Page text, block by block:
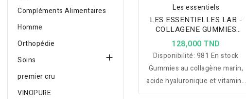
Compléments Alimentaires
Homme
Orthopédie
Soins

premier cru
VINOPURE
Les essentiels
LES ESSENTIELLES LAB -
COLLAGENE GUMMIES
CERISE 60 GUMMIES
128,000 TND
Disponibilité: 981 En stock
Gummies au collagène marin,
acide hyaluronique et vitamine
C conçus pour soutenir la